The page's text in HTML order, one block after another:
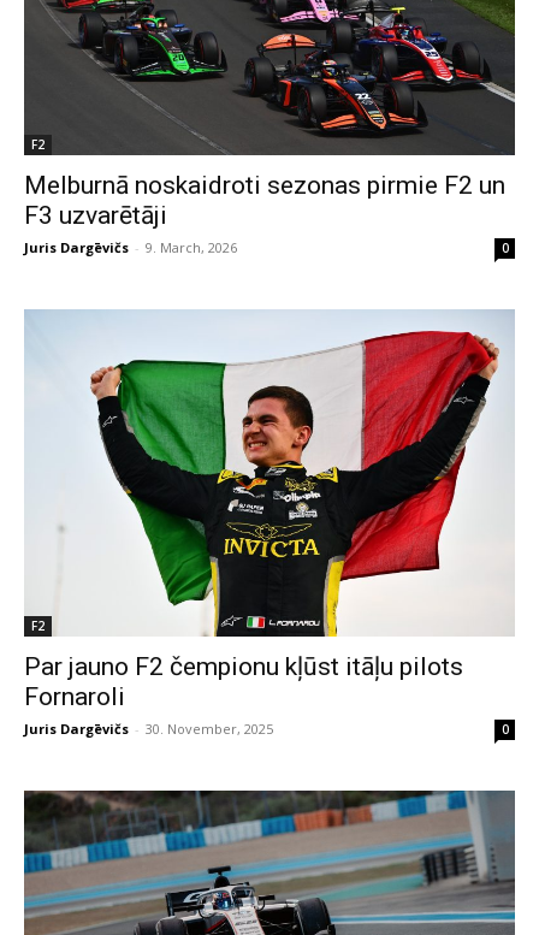
F2
Melburnā noskaidroti sezonas pirmie F2 un
F3 uzvarētāji
Juris Dargēvičs - 9. March, 2026 0
F2
Par jauno F2 čempionu kļūst itāļu pilots
Fornaroli
Juris Dargēvičs - 30. November, 2025 0